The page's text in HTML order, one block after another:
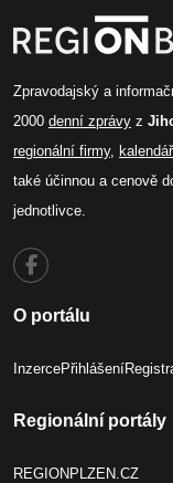
Zpravodajský a
2000 denní zprávy z
regionální firmy,
také účinnou a cenově
jednotlivce.
O portálu
InzercePřihlášení
Regionální portály
REGIONPLZEN.CZ